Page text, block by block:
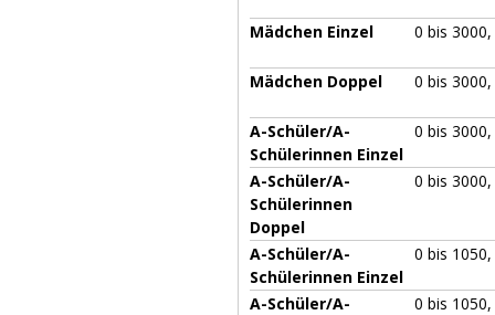
Mädchen Einzel 0 bis
Mädchen Doppel 0 bis
A-Schüler/A-
Schülerinnen Einzel
0 bis
A-Schüler/A-
Schülerinnen
Doppel
0 bis
A-Schüler/A-
Schülerinnen Einzel
0 bis
A-Schüler/A-
0 bis